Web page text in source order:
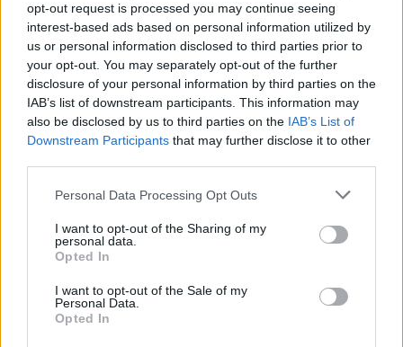
opt-out request is processed you may continue seeing
interest-based ads based on personal information utilized by
us or personal information disclosed to third parties prior to
your opt-out. You may separately opt-out of the further
disclosure of your personal information by third parties on the
IAB’s list of downstream participants. This information may
also be disclosed by us to third parties on the IAB’s List of
Downstream Participants that may further disclose it to other
Personal Data Processing Opt Outs
I want to opt-out of the Sharing of my
personal data.
Opted In
I want to opt-out of the Sale of my
Personal Data.
Opted In